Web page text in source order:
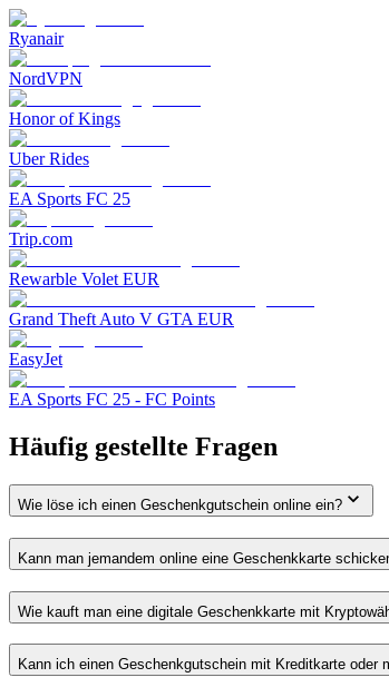
Ryanair
NordVPN
Honor of Kings
Uber Rides
EA Sports FC 25
Trip.com
Rewarble Volet EUR
Grand Theft Auto V GTA EUR
EasyJet
EA Sports FC 25 - FC Points
Häufig gestellte Fragen
Wie löse ich einen Geschenkgutschein online ein?
Kann man jemandem online eine Geschenkkarte
Wie kauft man eine digitale Geschenkkarte mit
Kann ich einen Geschenkgutschein mit Kreditkarte oder